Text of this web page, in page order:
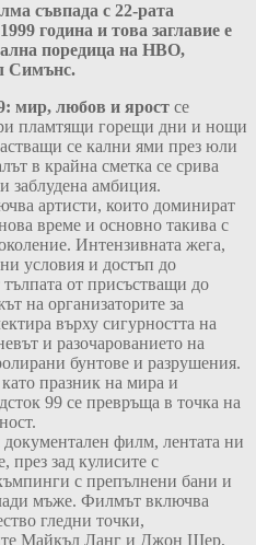
съвпада с 22-рата
година и това заглавие е
поредица на HBO,
Симънс.
мир, любов и ярост се
пламтящи горещи дни и нощи
се кални ями през юли
в крайна сметка се срива
заблудена амбиция.
артисти, които доминират
време и основно такива с
Интензивната жега,
условия и достъп до
от присъстващи до
на организаторите за
върху сигурността на
и разочарованието на
бунтове и разрушения.
празник на мира и
99 се превръща в точка на
филм, лентата ни
през зад кулисите с
с препълнени бани и
мъже. Филмът включва
гледни точки,
Майкъл Ланг и Джон Шер,